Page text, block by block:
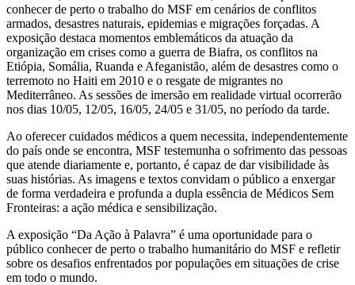
conhecer de perto o trabalho do MSF em cenários de conflitos
armados, desastres naturais, epidemias e migrações forçadas. A
exposição destaca momentos emblemáticos da atuação da
organização em crises como a guerra de Biafra, os conflitos na
Etiópia, Somália, Ruanda e Afeganistão, além de desastres como o
terremoto no Haiti em 2010 e o resgate de migrantes no
Mediterrâneo. As sessões de imersão em realidade virtual ocorrerão
nos dias 10/05, 12/05, 16/05, 24/05 e 31/05, no período da tarde.
Ao oferecer cuidados médicos a quem necessita, independentemente
do país onde se encontra, MSF testemunha o sofrimento das pessoas
que atende diariamente e, portanto, é capaz de dar visibilidade às
suas histórias. As imagens e textos convidam o público a enxergar
de forma verdadeira e profunda a dupla essência de Médicos Sem
Fronteiras: a ação médica e sensibilização.
A exposição “Da Ação à Palavra” é uma oportunidade para o
público conhecer de perto o trabalho humanitário do MSF e refletir
sobre os desafios enfrentados por populações em situações de crise
em todo o mundo.